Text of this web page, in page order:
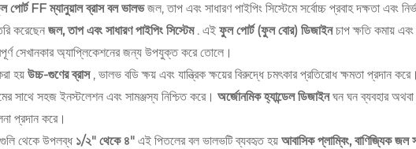
পোর্ট FF ম্যানুয়াল ব্রাস বল ভালভজল, তাপ এবং সাধারণ পাইপিং সিস্টেমে সর্বোচ্চ প্রবাহ দক্ষতা এবং
করেছেন জল, তাপ এবং সাধারণ পাইপিং সিস্টেম . এই ফুল পোর্ট (ফুল বোর) ডিজাইনচাপ ক্ষতি কমায়
সেখানকার অ্যাপ্লিকেশনের জন্য উপযুক্ত করে তোলে।
হয় উচ্চ-গুণের ব্রাস , ভালভ বডি ক্ষয় এবং যান্ত্রিক ক্ষয়ের বিরুদ্ধে চমৎকার প্রতিরোধ ক্ষমতা প্রদান করে।
সাথে সহজ ইনস্টলেশন এবং সামঞ্জস্য নিশ্চিত করে। অর্জোনমিক হ্যান্ডেল ডিজাইনঘন ঘন ব্যবহার
প্রদান করে।
থেকে উপলব্ধ ১/২" থেকে ৪" এই পিতলের বল ভালভটি ব্যবহৃত হয় আবাসিক প্লাম্বিং, বাণিজ্যিক জল